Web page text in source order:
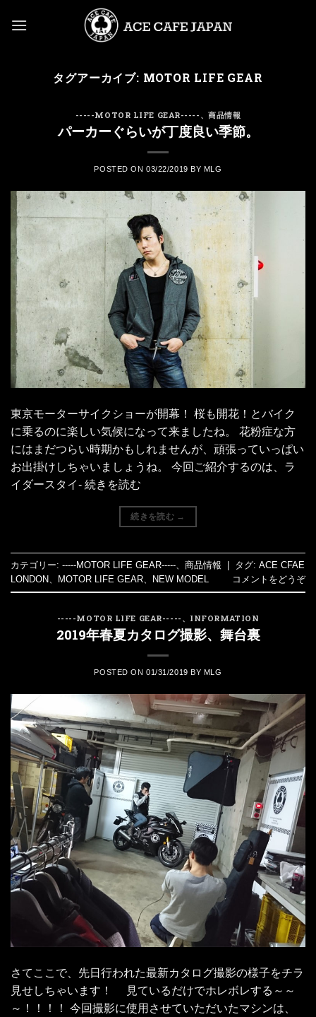
タグアーカイブ: MOTOR LIFE GEAR
-----MOTOR LIFE GEAR----- 、商品情報
パーカーぐらいが丁度良い季節。
POSTED ON03/22/2019 BY MLG
東京モーターサイクショーが開幕！ 桜も開花！とバイク
に乗るのに楽しい気候になって来ましたね。 花粉症な方
にはまだつらい時期かもしれませんが、頑張っていっぱい
お出掛けしちゃいましょうね。 今回ご紹介するのは、ラ
イダースタイ- 続きを読む
続きを読む →
カテゴリー: -----MOTOR LIFE GEAR----- 商品情報 | タグ: ACE CFAE
LONDON
MOTOR LIFE GEAR NEW MODEL コメントをどうぞ
-----MOTOR LIFE GEAR----- 、 INFORMATION
2019年春夏カタログ撮影、舞台裏
POSTED ON01/31/2019 BY MLG
さてここで、先日行われた最新カタログ撮影の様子をチラ
見せしちゃいます！ 見ているだけでホレボレする～～
～！！！！ 今回撮影に使用させていただいたマシンは、